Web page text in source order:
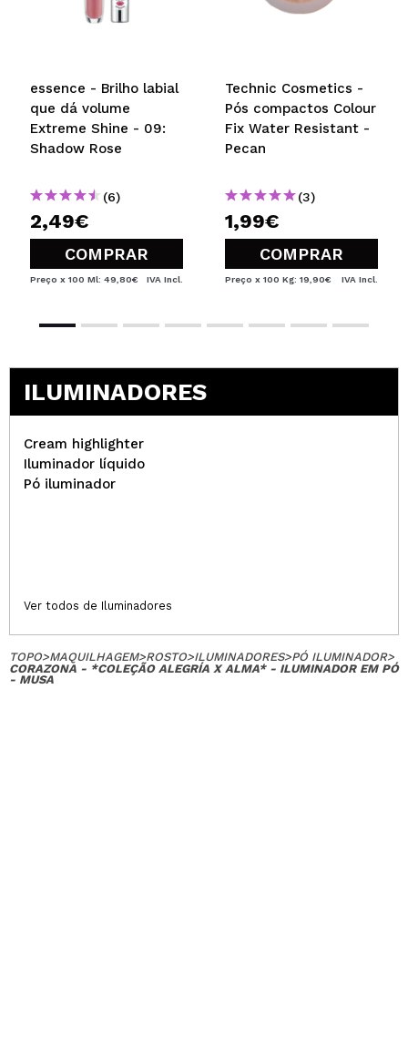
essence - Brilho labial
que dá volume
Extreme Shine - 09:
Shadow Rose
(6)
2,49€
COMPRAR
Preço x 100 Ml: 49,80€ IVA Incl.
Technic Cosmetics -
Pós compactos Colour
Fix Water Resistant -
Pecan
(3)
1,99€
COMPRAR
Preço x 100 Kg: 19,90€ IVA Incl.
ILUMINADORES
Cream highlighter
Iluminador líquido
Pó iluminador
Ver todos de Iluminadores
TOPO>MAQUILHAGEM>ROSTO>ILUMINADORES>PÓ ILUMINADOR>
CORAZONA - *COLEÇÃO ALEGRÍA X ALMA* - ILUMINADOR EM PÓ
- MUSA